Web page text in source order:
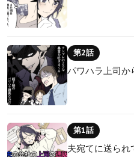
第2話
パワハラ上司
第1話
夫宛てに送ら